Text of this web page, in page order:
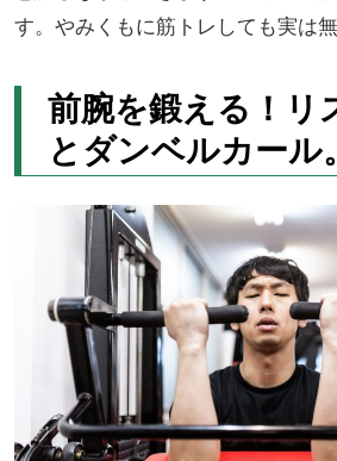
す。やみくもに筋トレしても実は
前腕を鍛える！リ
とダンベルカール。